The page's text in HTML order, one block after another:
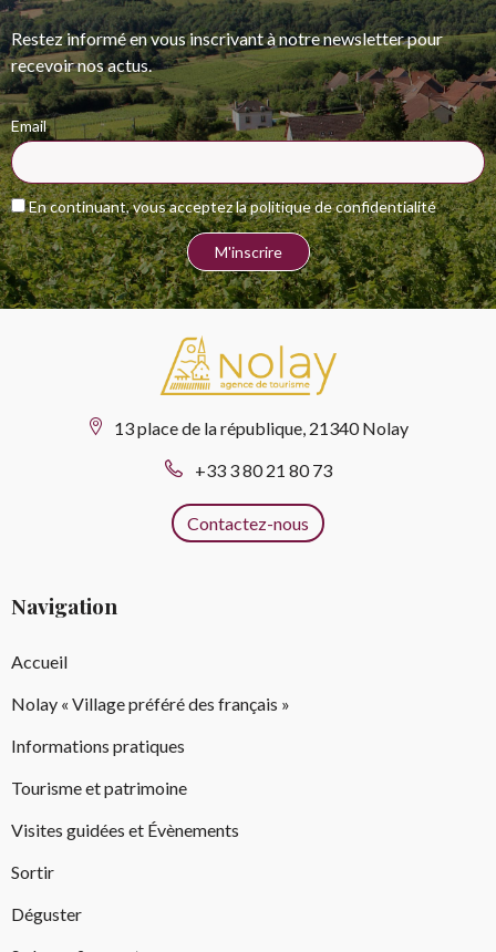
Restez informé en vous inscrivant à notre newsletter pour
recevoir nos actus.
Email
En continuant, vous acceptez la politique de confidentialité
13 place de la république, 21340 Nolay
+33 3 80 21 80 73
Contactez-nous
Navigation
Accueil
Nolay « Village préféré des français »
Informations pratiques
Tourisme et patrimoine
Visites guidées et Évènements
Sortir
Déguster